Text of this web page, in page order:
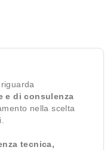
e di consulenza
nella scelta
tecnica,